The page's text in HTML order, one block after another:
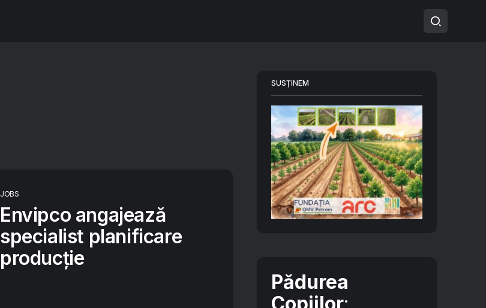
JOBS
Envipco angajează
specialist planificare
producție
SUSȚINEM
Pădurea